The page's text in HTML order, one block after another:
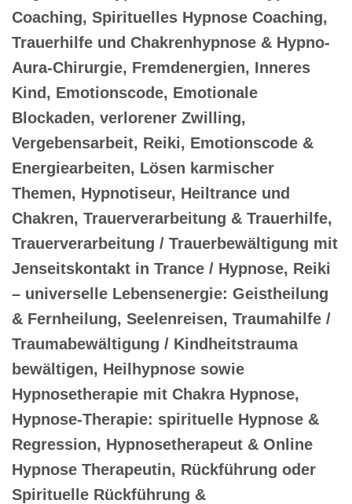
Coaching, Spirituelles Hypnose Coaching,
Trauerhilfe und Chakrenhypnose & Hypno-
Aura-Chirurgie, Fremdenergien, Inneres
Kind, Emotionscode, Emotionale
Blockaden, verlorener Zwilling,
Vergebensarbeit, Reiki, Emotionscode &
Energiearbeiten, Lösen karmischer
Themen, Hypnotiseur, Heiltrance und
Chakren, Trauerverarbeitung & Trauerhilfe,
Trauerverarbeitung / Trauerbewältigung mit
Jenseitskontakt in Trance / Hypnose, Reiki
– universelle Lebensenergie: Geistheilung
& Fernheilung, Seelenreisen, Traumahilfe /
Traumabewältigung / Kindheitstrauma
bewältigen, Heilhypnose sowie
Hypnosetherapie mit Chakra Hypnose,
Hypnose-Therapie: spirituelle Hypnose &
Regression, Hypnosetherapeut & Online
Hypnose Therapeutin, Rückführung oder
Spirituelle Rückführung &